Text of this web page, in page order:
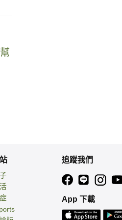
追蹤我們
App 下載